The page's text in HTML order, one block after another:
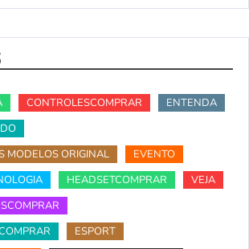
CONTROLESCOMPRAR
ENTENDA
MODELOS ORIGINAL
EVENTO
HEADSETCOMPRAR
VEJA
ESPORT